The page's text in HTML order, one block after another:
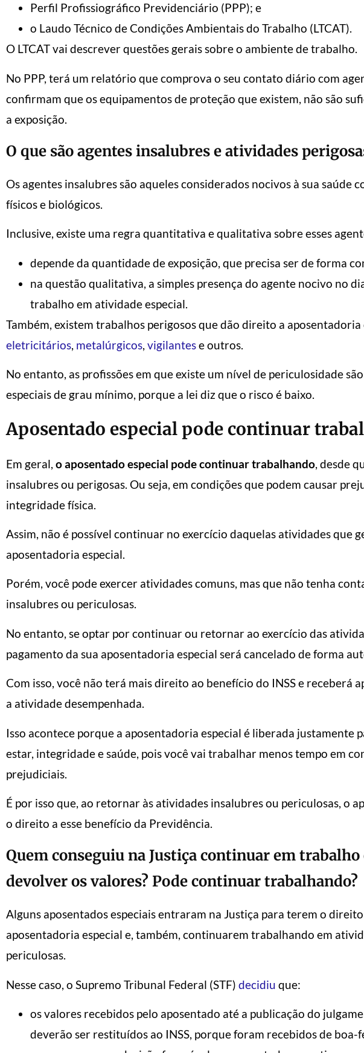
Perfil Profissiográfico Previdenciário (PPP); e
o Laudo Técnico de Condições Ambientais do Trabalho (LTCAT).
O LTCAT vai descrever questões gerais sobre o ambiente de trabalho.
No PPP, terá um relatório que comprova o seu contato diário com
confirmam que os equipamentos de proteção que existem, não são
a exposição.
O que são agentes insalubres e atividades
Os agentes insalubres são aqueles considerados nocivos à sua saúde
físicos e biológicos.
Inclusive, existe uma regra quantitativa e qualitativa sobre esses
depende da quantidade de exposição, que precisa ser de forma
na questão qualitativa, a simples presença do agente nocivo no
trabalho em atividade especial.
Também, existem trabalhos perigosos que dão direito a aposentadoria
eletricitários, metalúrgicos, vigilantese outros.
No entanto, as profissões em que existe um nível de periculosidade
especiais de grau mínimo, porque a lei diz que o risco é baixo.
Aposentado especial pode continuar
Em geral, o aposentado especial pode continuar trabalhando, desde
insalubres ou perigosas. Ou seja, em condições que podem causar
integridade física.
Assim, não é possível continuar no exercício daquelas atividades que
aposentadoria especial.
Porém, você pode exercer atividades comuns, mas que não tenha
insalubres ou periculosas.
No entanto, se optar por continuar ou retornar ao exercício das
pagamento da sua aposentadoria especial será cancelado de forma
Com isso, você não terá mais direito ao benefício do INSS e receberá
a atividade desempenhada.
Isso acontece porque a aposentadoria especial é liberada justamente
estar, integridade e saúde, pois você vai trabalhar menos tempo em
prejudiciais.
É por isso que, ao retornar às atividades insalubres ou periculosas, o
o direito a esse benefício da Previdência.
Quem conseguiu na Justiça continuar em trabalho
devolver os valores? Pode continuar trabalhando?
Alguns aposentados especiais entraram na Justiça para terem o
aposentadoria especial e, também, continuarem trabalhando em
periculosas.
Nesse caso, o Supremo Tribunal Federal (STF) decidiu que:
os valores recebidos pelo aposentado até a publicação do
deverão ser restituídos ao INSS, porque foram recebidos de boa-